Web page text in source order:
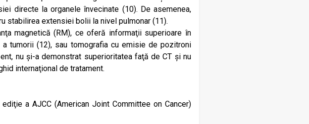
directe la organele învecinate (10). De asemenea,
stabilirea extensiei bolii la nivel pulmonar (11).
magnetică (RM), ce oferă informaţii superioare în
tumorii (12), sau tomografia cu emisie de pozitroni
nu și-a demonstrat superioritatea faţă de CT și nu
internaţional de tratament.
a AJCC (American Joint Committee on Cancer)